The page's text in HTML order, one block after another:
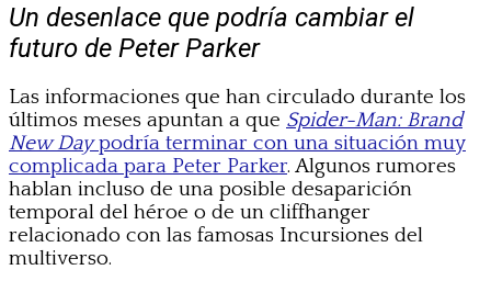
Un desenlace que podría cambiar el
futuro de Peter Parker
Las informaciones que han circulado durante los
últimos meses apuntan a que Spider-Man: Brand
New Daypodría terminar con una situación muy
complicada para Peter Parker. Algunos rumores
hablan incluso de una posible desaparición
temporal del héroe o de un cliffhanger
relacionado con las famosas Incursiones del
multiverso.